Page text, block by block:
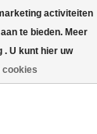
activiteiten
te bieden. Meer
U kunt hier uw
cookies